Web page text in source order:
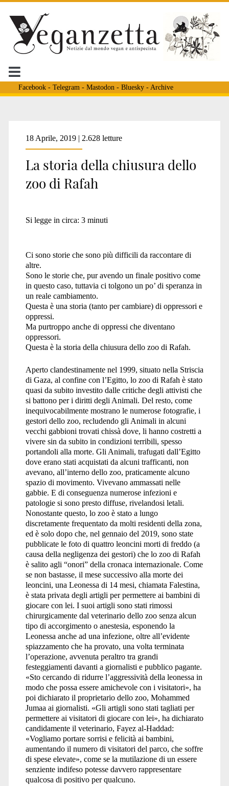
Facebook- Telegram - Mastodon - Bluesky- Archive
18 Aprile, 2019 | 2.628 letture
La storia della chiusura dello
zoo di Rafah
Si legge in circa: 3 minuti
Ci sono storie che sono più difficili da raccontare di
altre.
Sono le storie che, pur avendo un finale positivo come
in questo caso, tuttavia ci tolgono un po’ di speranza in
un reale cambiamento.
Questa è una storia (tanto per cambiare) di oppressori e
oppressi.
Ma purtroppo anche di oppressi che diventano
oppressori.
Questa è la storia della chiusura dello zoo di Rafah.
Aperto clandestinamente nel 1999, situato nella Striscia
di Gaza, al confine con l’Egitto, lo zoo di Rafah è stato
quasi da subito investito dalle critiche degli attivisti che
si battono per i diritti degli Animali. Del resto, come
inequivocabilmente mostrano le numerose fotografie, i
gestori dello zoo, recludendo gli Animali in alcuni
vecchi gabbioni trovati chissà dove, li hanno costretti a
vivere sin da subito in condizioni terribili, spesso
portandoli alla morte. Gli Animali, trafugati dall’Egitto
dove erano stati acquistati da alcuni trafficanti, non
avevano, all’interno dello zoo, praticamente alcuno
spazio di movimento. Vivevano ammassati nelle
gabbie. E di conseguenza numerose infezioni e
patologie si sono presto diffuse, rivelandosi letali.
Nonostante questo, lo zoo è stato a lungo
discretamente frequentato da molti residenti della zona,
ed è solo dopo che, nel gennaio del 2019, sono state
pubblicate le foto di quattro leoncini morti di freddo (a
causa della negligenza dei gestori) che lo zoo di Rafah
è salito agli “onori” della cronaca internazionale. Come
se non bastasse, il mese successivo alla morte dei
leoncini, una Leonessa di 14 mesi, chiamata Falestina,
è stata privata degli artigli per permettere ai bambini di
giocare con lei. I suoi artigli sono stati rimossi
chirurgicamente dal veterinario dello zoo senza alcun
tipo di accorgimento o anestesia, esponendo la
Leonessa anche ad una infezione, oltre all’evidente
spiazzamento che ha provato, una volta terminata
l’operazione, avvenuta peraltro tra grandi
festeggiamenti davanti a giornalisti e pubblico pagante.
«Sto cercando di ridurre l’aggressività della leonessa in
modo che possa essere amichevole con i visitatori», ha
poi dichiarato il proprietario dello zoo, Mohammed
Jumaa ai giornalisti. «Gli artigli sono stati tagliati per
permettere ai visitatori di giocare con lei», ha dichiarato
candidamente il veterinario, Fayez al-Haddad:
«Vogliamo portare sorrisi e felicità ai bambini,
aumentando il numero di visitatori del parco, che soffre
di spese elevate», come se la mutilazione di un essere
senziente indifeso potesse davvero rappresentare
qualcosa di positivo per qualcuno.